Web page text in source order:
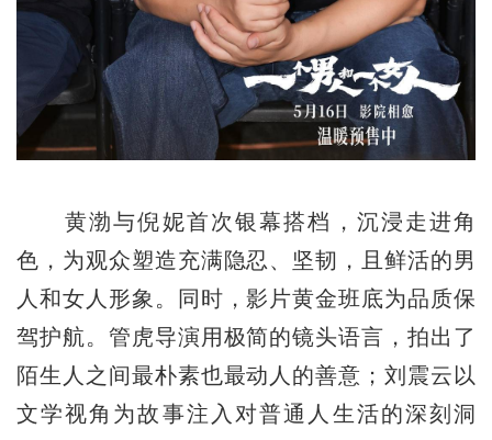
黄渤与倪妮首次银幕搭档，沉浸走进角
色，为观众塑造充满隐忍、坚韧，且鲜活的男
人和女人形象。同时，影片黄金班底为品质保
驾护航。管虎导演用极简的镜头语言，拍出了
陌生人之间最朴素也最动人的善意；刘震云以
文学视角为故事注入对普通人生活的深刻洞